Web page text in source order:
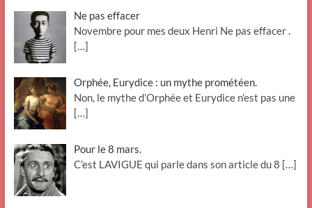
Ne pas effacer
Novembre pour mes deux Henri Ne pas effacer .
[…]
Orphée, Eurydice : un mythe prométéen.
Non, le mythe d’Orphée et Eurydice n’est pas une
[…]
Pour le 8 mars.
C’est LAVIGUE qui parle dans son article du 8 […]